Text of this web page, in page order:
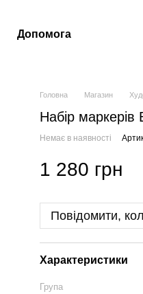
Допомога
Головна Магазин
Набір
Немає в наявності
1 280 грн
Повідомити,
Характеристики
Група